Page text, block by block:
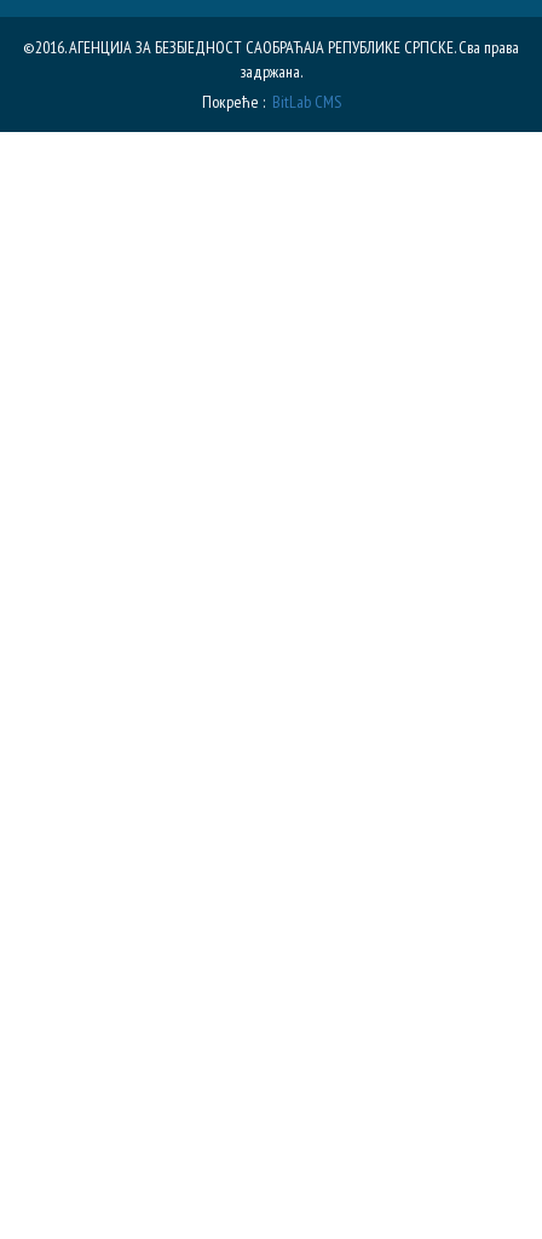
©2016. АГЕНЦИЈА ЗА БЕЗБЈЕДНОСТ САОБРАЋАЈА РЕПУБЛИКE СРПСКЕ. Сва права
задржана.
Покреће : BitLab CMS